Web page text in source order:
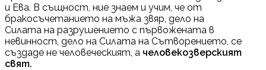
и Ева. В същност, ние знаем и учим, че от
бракосъчетанието на мъжа звяр, дело на
Силата на разрушението с първожената в
невинност, дело на Силата на Сътворението, се
създаде не человеческият, а человекозверският
свят.